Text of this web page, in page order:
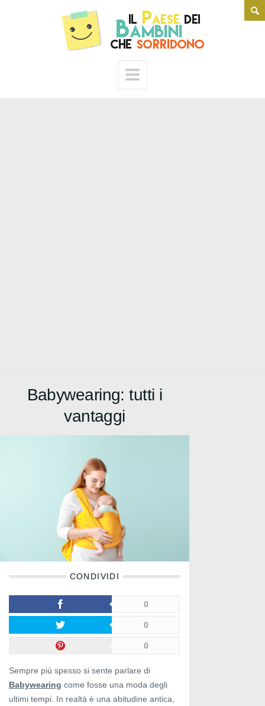
Babywearing: tutti i
vantaggi
CONDIVIDI
0
0
0
Sempre più spesso si sente parlare di
Babywearing come fosse una moda degli
ultimi tempi. In realtà è una abitudine antica,